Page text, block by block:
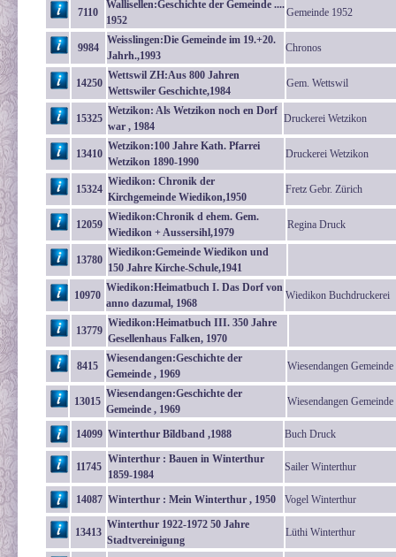
7110
Wallisellen:Geschichte der Gemeinde ....
1952
Gemeinde 1952
9984
Weisslingen:Die Gemeinde im 19.+20.
Jahrh.,1993
Chronos
14250
Wettswil ZH:Aus 800 Jahren
Wettswiler Geschichte,1984
Gem. Wettswil
15325
Wetzikon: Als Wetzikon noch en Dorf
war , 1984
Druckerei Wetzikon
13410
Wetzikon:100 Jahre Kath. Pfarrei
Wetzikon 1890-1990
Druckerei Wetzikon
15324
Wiedikon: Chronik der
Kirchgemeinde Wiedikon,1950
Fretz Gebr. Zürich
12059
Wiedikon:Chronik d ehem. Gem.
Wiedikon + Aussersihl,1979
Regina Druck
13780
Wiedikon:Gemeinde Wiedikon und
150 Jahre Kirche-Schule,1941
10970
Wiedikon:Heimatbuch I. Das Dorf von
anno dazumal, 1968
Wiedikon Buchdruckerei
13779
Wiedikon:Heimatbuch III. 350 Jahre
Gesellenhaus Falken, 1970
8415
Wiesendangen:Geschichte der
Gemeinde , 1969
Wiesendangen Gemeinde
13015
Wiesendangen:Geschichte der
Gemeinde , 1969
Wiesendangen Gemeinde
14099 Winterthur Bîldband ,1988 Buch Druck
11745
Winterthur : Bauen in Winterthur
1859-1984
Sailer Winterthur
14087 Winterthur : Mein Winterthur , 1950 Vogel Winterthur
13413
Winterthur 1922-1972 50 Jahre
Stadtvereinigung
Lüthi Winterthur